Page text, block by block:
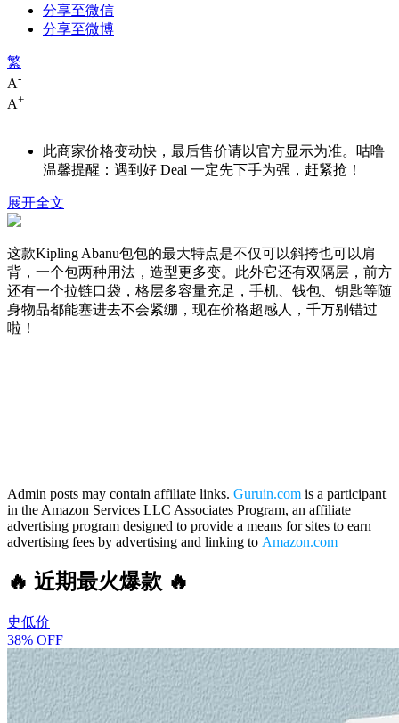
分享至微信
分享至微博
繁
A-
A+
此商家价格变动快，最后售价请以官方显示为准。咕噜
温馨提醒：遇到好 Deal 一定先下手为强，赶紧抢！
展开全文
这款Kipling Abanu包包的最大特点是不仅可以斜挎也可以肩
背，一个包两种用法，造型更多变。此外它还有双隔层，前方
还有一个拉链口袋，格层多容量充足，手机、钱包、钥匙等随
身物品都能塞进去不会紧绷，现在价格超感人，千万别错过
啦！
Admin posts may contain affiliate links. Guruin.com is a participant
in the Amazon Services LLC Associates Program, an affiliate
advertising program designed to provide a means for sites to earn
advertising fees by advertising and linking to Amazon.com
🔥 近期最火爆款 🔥
史低价
38% OFF